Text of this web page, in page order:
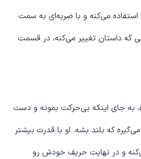
می‌کنه و با ضربه‌ای به سمت
که داستان تغییر می‌کنه، در قسمت
به جای اینکه بی‌حرکت بمونه و دست
که بلند بشه. او با قدرت بیشتر
و در نهایت حریف خودش رو